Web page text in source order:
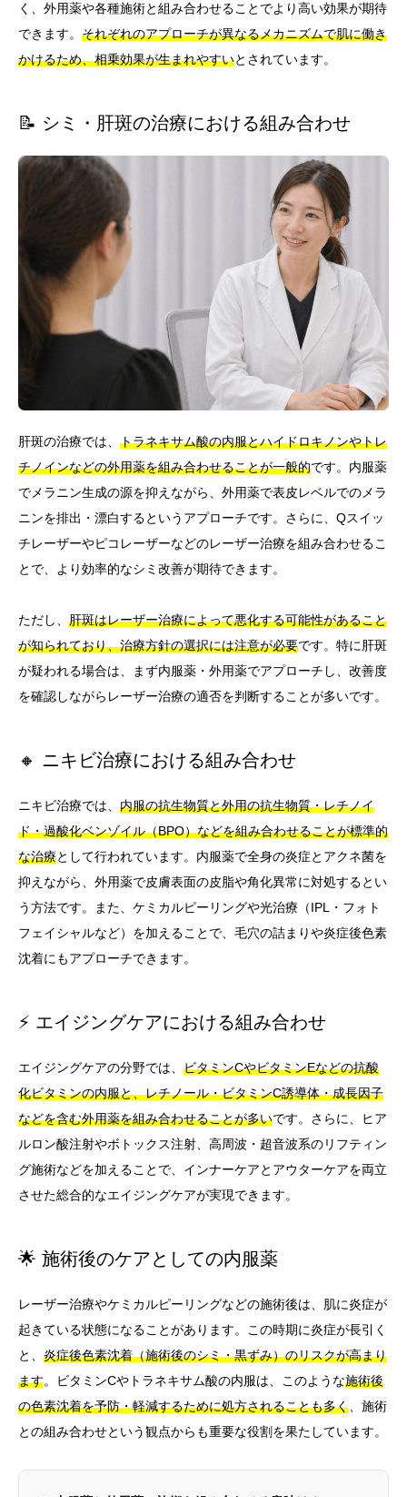
く、外用薬や各種施術と組み合わせることでより高い効果が期待
できます。 それぞれのアプローチが異なるメカニズムで肌に働き
かけるため、相乗効果が生まれやすいとされています。
📝 シミ・肝斑の治療における組み合わせ
肝斑の治療では、 トラネキサム酸の内服とハイドロキノンやトレ
チノインなどの外用薬を組み合わせることが一般的です。内服薬
でメラニン生成の源を抑えながら、外用薬で表皮レベルでのメラ
ニンを排出・漂白するというアプローチです。さらに、Qスイッ
チレーザーやピコレーザーなどのレーザー治療を組み合わせるこ
とで、より効率的なシミ改善が期待できます。
ただし、 肝斑はレーザー治療によって悪化する可能性があること
が知られており、治療方針の選択には注意が必要です。特に肝斑
が疑われる場合は、まず内服薬・外用薬でアプローチし、改善度
を確認しながらレーザー治療の適否を判断することが多いです。
🔸 ニキビ治療における組み合わせ
ニキビ治療では、 内服の抗生物質と外用の抗生物質・レチノイ
ド・過酸化ベンゾイル（BPO）などを組み合わせることが標準的
な治療として行われています。内服薬で全身の炎症とアクネ菌を
抑えながら、外用薬で皮膚表面の皮脂や角化異常に対処するとい
う方法です。また、ケミカルピーリングや光治療（IPL・フォト
フェイシャルなど）を加えることで、毛穴の詰まりや炎症後色素
沈着にもアプローチできます。
⚡ エイジングケアにおける組み合わせ
エイジングケアの分野では、 ビタミンCやビタミンEなどの抗酸
化ビタミンの内服と、レチノール・ビタミンC誘導体・成長因子
などを含む外用薬を組み合わせることが多いです。さらに、ヒア
ルロン酸注射やボトックス注射、高周波・超音波系のリフティン
グ施術などを加えることで、インナーケアとアウターケアを両立
させた総合的なエイジングケアが実現できます。
🌟 施術後のケアとしての内服薬
レーザー治療やケミカルピーリングなどの施術後は、肌に炎症が
起きている状態になることがあります。この時期に炎症が長引く
と、 炎症後色素沈着（施術後のシミ・黒ずみ）のリスクが高まり
ます。ビタミンCやトラネキサム酸の内服は、このような施術後
の色素沈着を予防・軽減するために処方されることも多く 、施術
との組み合わせという観点からも重要な役割を果たしています。